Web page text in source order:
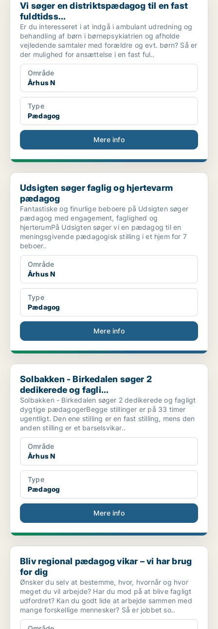
Vi søger en distriktspædagog til en fast
fuldtidss...
Er du interesseret i at indgå i ambulant udredning og
behandling af børn i børnepsykiatrien og afholde
vejledende samtaler med forældre og evt. børn? Så er
der mulighed for ansættelse i en fast ful..
Område
Århus N
Type
Pædagog
Mere info
Udsigten søger faglig og hjertevarm pædagog
Udsigten søger faglig og hjertevarm
pædagog
Fantastiske og finurlige beboere på Udsigten søger
pædagog med engagement, faglighed og
hjerterumPå Udsigten søger vi en pædagog til en
meningsgivende pædagogisk stilling i et hjem for 7
beboer..
Område
Århus N
Type
Pædagog
Mere info
Solbakken - Birkedalen søger 2 dedikerede og fagli...
Solbakken - Birkedalen søger 2
dedikerede og fagli...
Solbakken - Birkedalen søger 2 dedikerede og fagligt
dygtige pædagogerBegge stillinger er på 33 timer
ugentligt. Den ene stilling er en fast stilling, mens den
anden stilling er et barselsvikar..
Område
Århus N
Type
Pædagog
Mere info
Bliv regional pædagog vikar – vi har brug for dig
Bliv regional pædagog vikar – vi har brug
for dig
Ønsker du selv at bestemme, hvor, hvornår og hvor
meget du vil arbejde? Har du mod på at blive fagligt
udfordret? Kan du godt lide at arbejde sammen med
mange forskellige mennesker? Så er jobbet so..